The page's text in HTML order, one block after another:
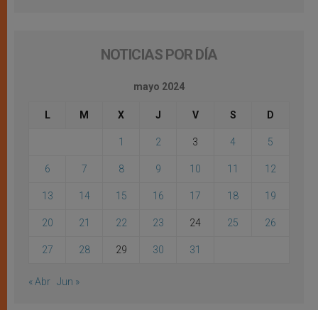
NOTICIAS POR DÍA
mayo 2024
L M X J V S D
1 2 3 4 5
6 7 8 9 10 11 12
13 14 15 16 17 18 19
20 21 22 23 24 25 26
27 28 29 30 31
« Abr Jun »